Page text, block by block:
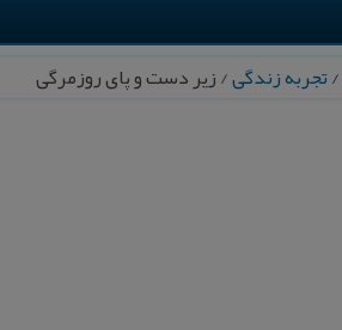
/تجربه زندگی/ زیر دست و پای روزمرگی